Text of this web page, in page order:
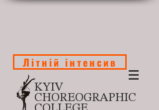
KYIV
CHOREOGRAPHIC
Літній інтенсив